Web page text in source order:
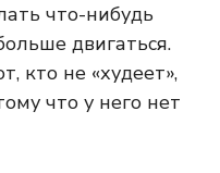
что-нибудь
двигаться.
кто не «худеет»,
что у него нет